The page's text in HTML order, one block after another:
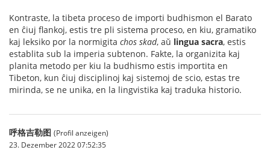
Kontraste, la tibeta proceso de importi budhismon el Barato
en ĉiuj flankoj, estis tre pli sistema proceso, en kiu, gramatiko
kaj leksiko por la normigita chos skad, aŭ lingua sacra, estis
establita sub la imperia subtenon. Fakte, la organizita kaj
planita metodo per kiu la budhismo estis importita en
Tibeton, kun ĉiuj disciplinoj kaj sistemoj de scio, estas tre
mirinda, se ne unika, en la lingvistika kaj traduka historio.
呼格吉勒图 (Profil anzeigen)
23. Dezember 2022 07:52:35